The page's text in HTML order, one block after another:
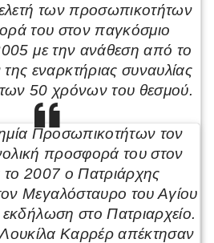
των προσωπικοτήτων
του στον παγκόσμιο
με την ανάθεση από το
εναρκτήριας συναυλίας
50 χρόνων του θεσμού.
Προσωπικοτήτων τον
προσφορά του στον
το 2007 ο Πατριάρχης
Μεγαλόσταυρο του Αγίου
στο Πατριαρχείο.
Καρρέρ απέκτησαν